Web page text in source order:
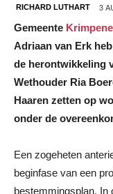
RICHARD LUTHART 3
Gemeente
Adriaan van Erk
de herontwikkeling
Wethouder Ria
Haaren zetten op
onder de
Een zogeheten
beginfase van een
bestemmingsplan. In